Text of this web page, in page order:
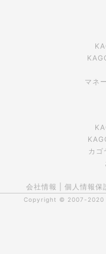
マネ
カゴ
会社情報 個人情報保
Copyright © 2007-2020